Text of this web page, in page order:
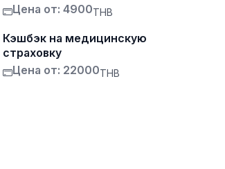
Цена от: 4900THB
Кэшбэк на медицинскую
страховку
Цена от: 22000THB